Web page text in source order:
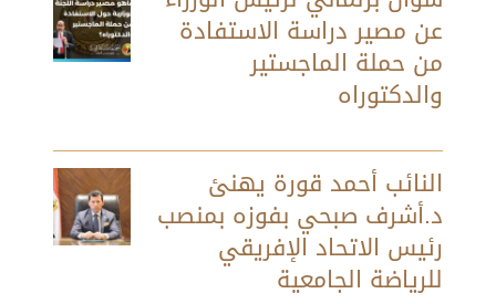
عن مصير دراسة الاستفادة
من حملة الماجستير
والدكتوراه
النائب أحمد قورة يهنئ
د.أشرف صبحي بفوزه بمنصب
رئيس الاتحاد الإفريقي
للرياضة الجامعية